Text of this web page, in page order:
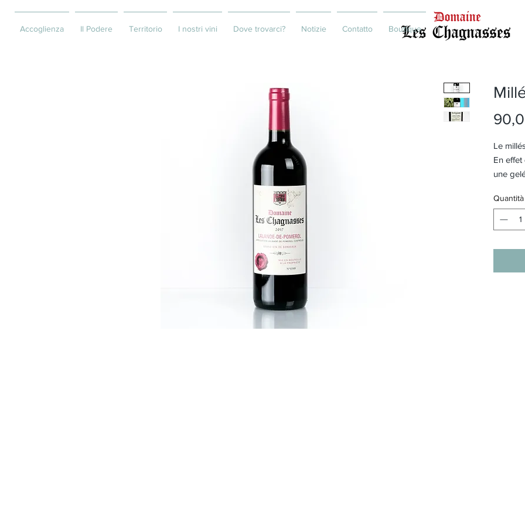
Accoglienza Il Podere Territorio I nostri vini Dove trovarci? Notizie Contatto Boutique
Le
En
une
nous
ceux
stock
Quantità